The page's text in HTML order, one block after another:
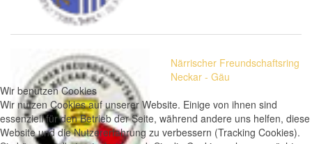
Närrischer Freundschaftsring
Neckar - Gäu
Wir benutzen Cookies
Wir nutzen Cookies auf unserer Website. Einige von ihnen sind
essenziell für den Betrieb der Seite, während andere uns helfen, diese
Website und die Nutzererfahrung zu verbessern (Tracking Cookies).